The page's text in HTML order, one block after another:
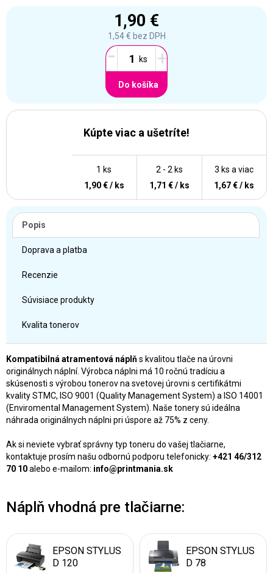
1,90 €
1,54 € bez DPH
- +
Do košíka
Kúpte viac a ušetríte!
3 ks a viac
1,67 € / ks
2 - 2 ks
1,71 € / ks
1 ks
1,90 € / ks
Popis
Doprava a platba
Recenzie
Súvisiace produkty
Kvalita tonerov
Kompatibilná atramentová náplňs kvalitou tlače na úrovni
originálnych náplní. Výrobca náplni má 10 ročnú tradíciu a
skúsenosti s výrobou tonerov na svetovej úrovni s certifikátmi
kvality STMC, ISO 9001 (Quality Management System) a ISO 14001
(Enviromental Management System). Naše tonery sú ideálna
náhrada originálnych náplni pri úspore až 75% z ceny.
Ak si neviete vybrať správny typ toneru do vašej tlačiarne,
kontaktuje prosím našu odbornú podporu telefonicky: +421 46/312
70 10alebo e-mailom: info@printmania.sk
Náplň vhodná pre tlačiarne:
EPSON STYLUS
D 120
EPSON STYLUS
D 78